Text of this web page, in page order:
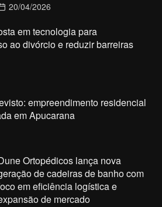
20/04/2026
em tecnologia para
ao divórcio e reduzir barreiras
empreendimento residencial
em Apucarana
Ortopédicos lança nova
de cadeiras de banho com
em eficiência logística e
de mercado